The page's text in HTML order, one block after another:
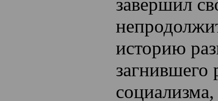
историю
загнившего